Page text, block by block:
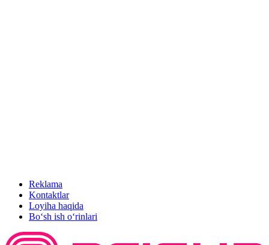
Reklama
Kontaktlar
Loyiha haqida
Bo‘sh ish o‘rinlari